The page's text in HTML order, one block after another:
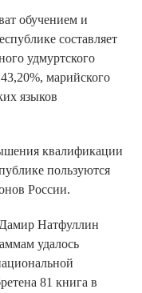
обучением и
составляет
удмуртского
марийского
языков
квалификации
пользуются
России.
Натфуллин
удалось
81 книга в